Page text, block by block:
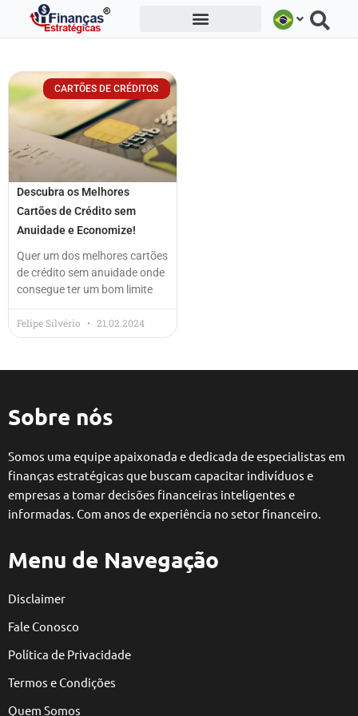
CARTÕES DE CRÉDITOS
Descubra os Melhores
Cartões de Crédito sem
Anuidade e Economize!
Quer um dos melhores cartões
de crédito sem anuidade onde
consegue ter um bom limite
Felipe Silvério 21.02.2024
Sobre nós
Somos uma equipe apaixonada e dedicada de especialistas em
finanças estratégicas que buscam capacitar indivíduos e
empresas a tomar decisões financeiras inteligentes e
informadas. Com anos de experiência no setor financeiro.
Menu de Navegação
Disclaimer
Fale Conosco
Política de Privacidade
Termos e Condições
Quem Somos